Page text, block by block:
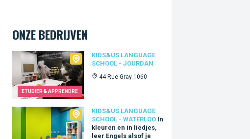
ONZE BEDRIJVEN
ETUDIER & APPRENDRE
KIDS&US LANGUAGE
SCHOOL - JOURDAN
44 Rue Gray 1060
Kids&Us language school - Jourdan
KIDS&US LANGUAGE
SCHOOL - WATERLOO In
kleuren en in liedjes,
leer Engels alsof je
Kids&Us language school - Waterloo